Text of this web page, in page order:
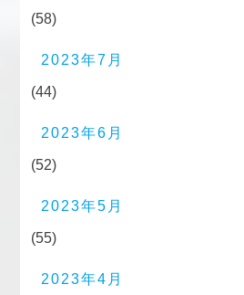
(58)
2023年7月
(44)
2023年6月
(52)
2023年5月
(55)
2023年4月